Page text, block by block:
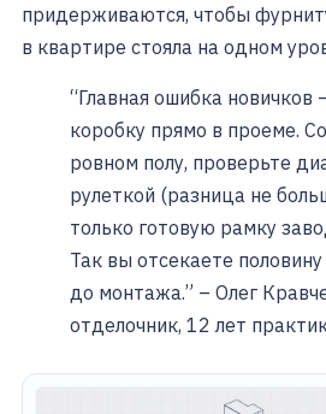
придерживаются, чтобы
в квартире стояла на одном
“Главная ошибка новичков
коробку прямо в проеме.
ровном полу, проверьте
рулеткой (разница не
только готовую рамку
Так вы отсекаете
до монтажа.” – Олег
отделочник, 12 лет